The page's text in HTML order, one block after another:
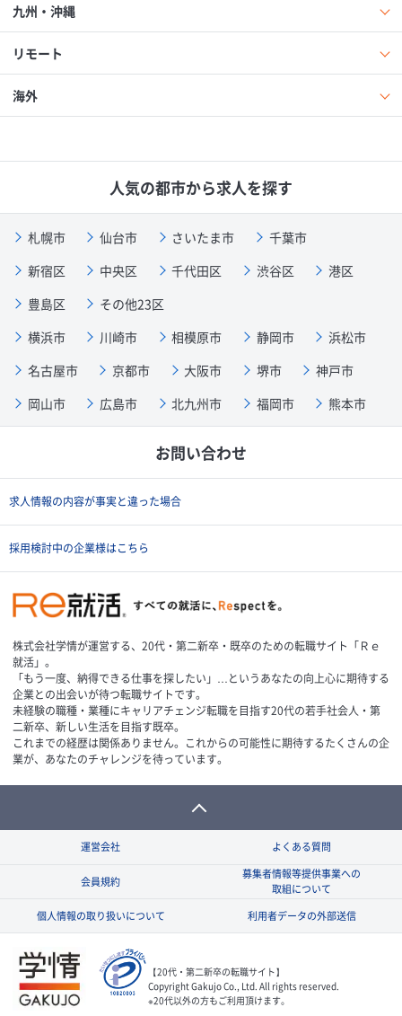
九州・沖縄
リモート
海外
人気の都市から求人を探す
札幌市 仙台市 さいたま市
千葉市
新宿区
中央区 千代田区 渋谷区
港区
豊島区
その他23区
横浜市
川崎市 相模原市 静岡市
浜松市
名古屋市
京都市 大阪市 堺市
神戸市
岡山市
広島市 北九州市 福岡市 熊本市
お問い合わせ
求人情報の内容が事実と違った場合
採用検討中の企業様はこちら
株式会社学情が運営する、20代・第二新卒・既卒のための転職サイト「Ｒｅ
就活」。
「もう一度、納得できる仕事を探したい」…というあなたの向上心に期待する
企業との出会いが待つ転職サイトです。
未経験の職種・業種にキャリアチェンジ転職を目指す20代の若手社会人・第
二新卒、新しい生活を目指す既卒。
これまでの経歴は関係ありません。これからの可能性に期待するたくさんの企
業が、あなたのチャレンジを待っています。
運営会社 よくある質問
会員規約
募集者情報等提供事業への
取組について
個人情報の取り扱いについて
利用者データの外部送信
【20代・第二新卒の転職サイト】
Copyright Gakujo Co., Ltd. All rights reserved.
※20代以外の方もご利用頂けます。